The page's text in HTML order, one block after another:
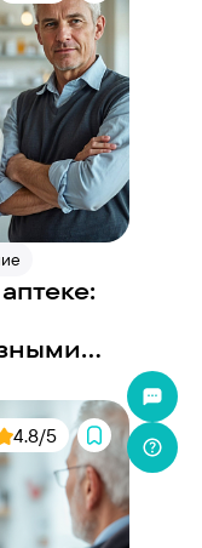
4.8/5